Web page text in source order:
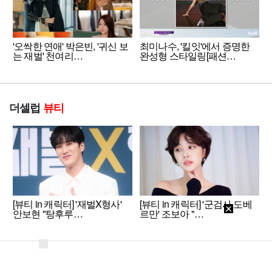
'오싹한 연애' 박은빈, '귀신 보
는 재벌' 천여리…
최미나수, '킬잇'에서 증명한
완성형 스타일링[패션…
더셀럽 뷰티
[뷰티 in 캐릭터] '재벌X형사'
안보현 "탕후루…
[뷰티 in 캐릭터] '군검사 도베
르만' 조보아 "…